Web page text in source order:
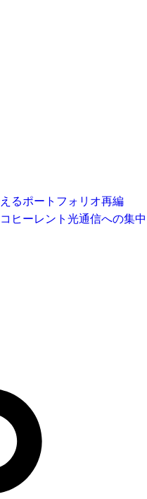
るポートフォリオ再編
ヒーレント光通信への集中